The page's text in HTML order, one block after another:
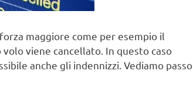
maggiore come per esempio il
viene cancellato. In questo caso
anche gli indennizzi. Vediamo passo